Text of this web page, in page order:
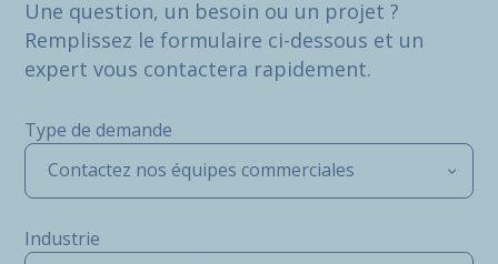
Une question, un besoin ou un projet ?
Remplissez le formulaire ci-dessous et un
expert vous contactera rapidement.
Type de demande
Contactez nos équipes commerciales
Industrie